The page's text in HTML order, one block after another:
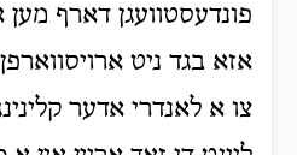
פונדעסטוועגן דארף
אזא בגד ניט
צו א לאנדרי אדער